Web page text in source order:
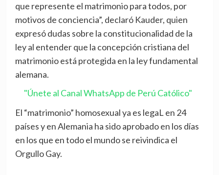
que represente el matrimonio para todos, por
motivos de conciencia”, declaró Kauder, quien
expresó dudas sobre la constitucionalidad de la
ley al entender que la concepción cristiana del
matrimonio está protegida en la ley fundamental
alemana.
"Únete al Canal WhatsApp de Perú Católico"
El “matrimonio” homosexual ya es legaL en 24
países y en Alemania ha sido aprobado en los días
en los que en todo el mundo se reivindica el
Orgullo Gay.